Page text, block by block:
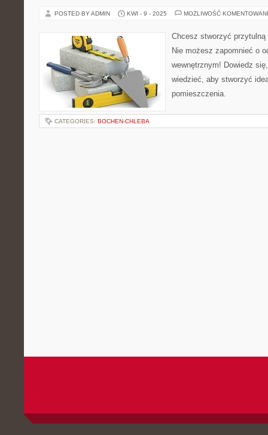
POSTED BY ADMIN KWI - 9 - 2025 MOŻLIWOŚĆ
Chcesz stworzyć
Nie możesz zapomnieć o
wewnętrznym! Dowiedz
wiedzieć, aby stworzyć
pomieszczenia.
CATEGORIES: BOCHEN-CHLEBA